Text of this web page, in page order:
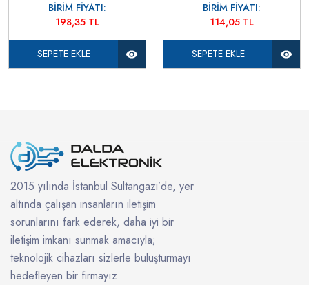
BİRİM FİYATI:
198,35 TL
SEPETE EKLE
BİRİM FİYATI:
114,05 TL
SEPETE EKLE
2015 yılında İstanbul Sultangazi’de, yer
altında çalışan insanların iletişim
sorunlarını fark ederek, daha iyi bir
iletişim imkanı sunmak amacıyla;
teknolojik cihazları sizlerle buluşturmayı
hedefleyen bir firmayız.